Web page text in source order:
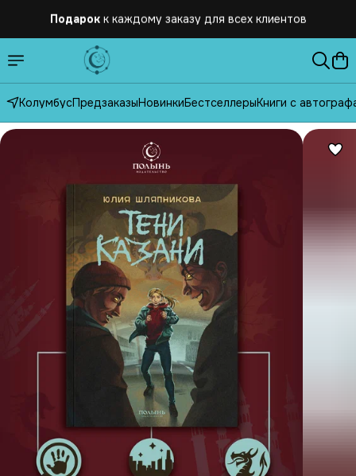
Бесплатная доставка по России от 2500 рублей
КолумбусПредзаказыНовинкиБестселлерыКниги с